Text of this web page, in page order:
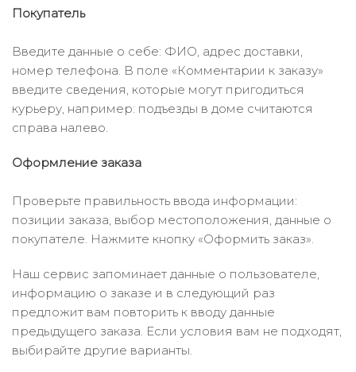
Покупатель
Введите данные о себе: ФИО, адрес доставки,
номер телефона. В поле «Комментарии к заказу»
введите сведения, которые могут пригодиться
курьеру, например: подъезды в доме считаются
справа налево.
Оформление заказа
Проверьте правильность ввода информации:
позиции заказа, выбор местоположения, данные о
покупателе. Нажмите кнопку «Оформить заказ».
Наш сервис запоминает данные о пользователе,
информацию о заказе и в следующий раз
предложит вам повторить к вводу данные
предыдущего заказа. Если условия вам не подходят,
выбирайте другие варианты.